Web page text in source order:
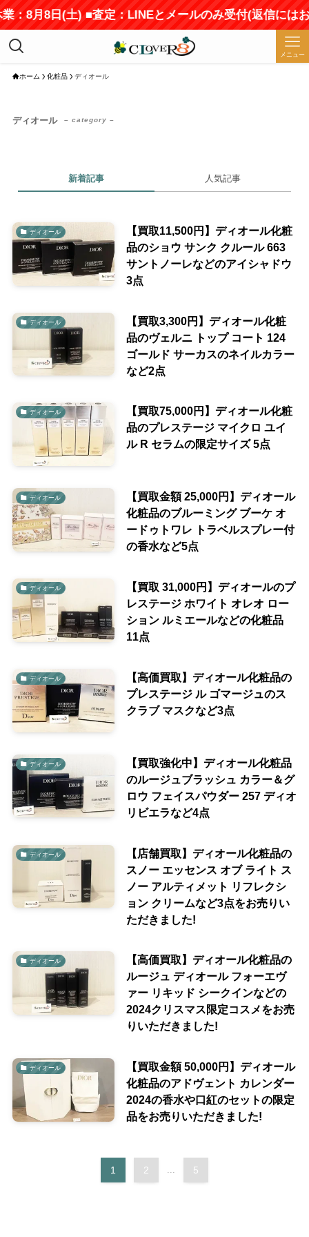
：8月8日(土) ■査定：LINEとメールのみ受付(返信にはお
メニュー
ホーム 化粧品 ディオール
ディオール – category –
新着記事 人気記事
ディオール
【買取11,500円】ディオール化粧
品のショウ サンク クルール 663
サントノーレなどのアイシャドウ
3点
ディオール
【買取3,300円】ディオール化粧
品のヴェルニ トップ コート 124
ゴールド サーカスのネイルカラー
など2点
ディオール
【買取75,000円】ディオール化粧
品のプレステージ マイクロ ユイ
ル R セラムの限定サイズ 5点
ディオール
【買取金額 25,000円】ディオール
化粧品のブルーミング ブーケ オ
ードゥトワレ トラベルスプレー付
の香水など5点
ディオール
【買取 31,000円】ディオールのプ
レステージ ホワイト オレオ ロー
ション ルミエールなどの化粧品
11点
ディオール
【高価買取】ディオール化粧品の
プレステージ ル ゴマージュのス
クラブ マスクなど3点
ディオール
【買取強化中】ディオール化粧品
のルージュブラッシュ カラー＆グ
ロウ フェイスパウダー 257 ディオ
リビエラなど4点
ディオール
【店舗買取】ディオール化粧品の
スノー エッセンス オブ ライト ス
ノー アルティメット リフレクシ
ョン クリームなど3点をお売りい
ただきました!
ディオール
【高価買取】ディオール化粧品の
ルージュ ディオール フォーエヴ
ァー リキッド シークインなどの
2024クリスマス限定コスメをお売
りいただきました!
ディオール
【買取金額 50,000円】ディオール
化粧品のアドヴェント カレンダー
2024の香水や口紅のセットの限定
品をお売りいただきました!
1 2 5